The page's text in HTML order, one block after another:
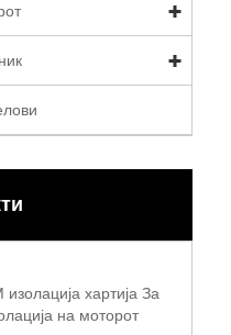
изолација хартија За
на моторот